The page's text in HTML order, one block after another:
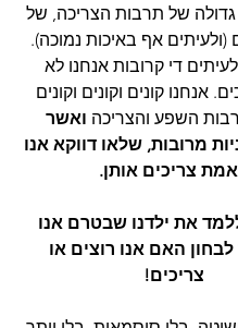
גדולה של תרבות הצריכה, של
(ולעיתים אף באיכות נמוכה).
די קרובות אנחנו לא
אנחנו קונים וקונים וקונים
השפע והצריכה ואשר
מרובות, שלאו דווקא אנו
צריכים אותן.
את ילדנו שבטרם אנו
לבחון האם אנו רוצים או
צריכים!